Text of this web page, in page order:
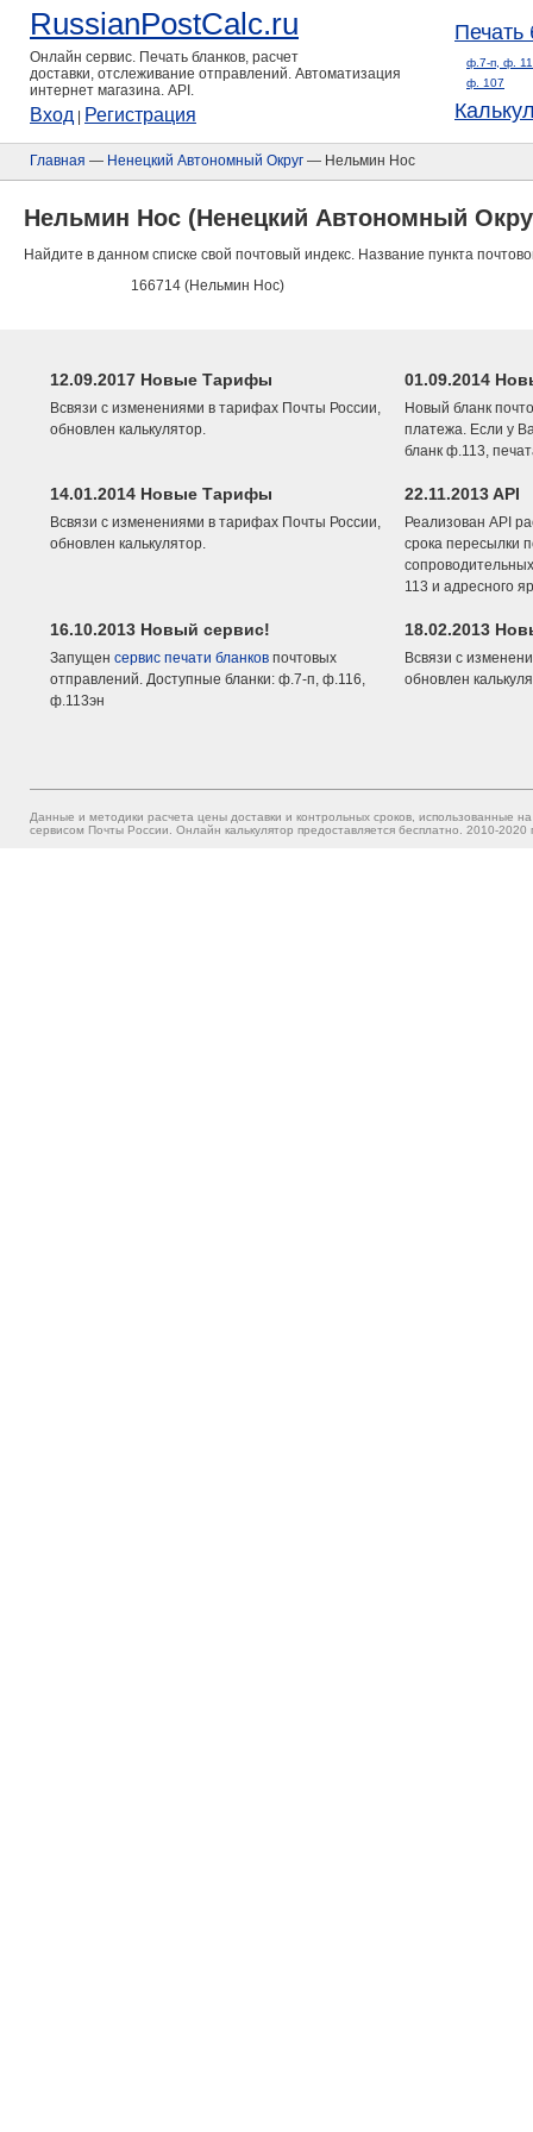
RussianPostCalc.ru
Онлайн сервис. Печать бланков, расчет
доставки, отслеживание отправлений. Автоматизация
интернет магазина. API.
Вход Регистрация
Печать
ф.7-п, ф.
ф. 107
Главная — Ненецкий Автономный Округ — Нельмин Нос
Нельмин Нос (Ненецкий Автономный
Найдите в данном списке свой почтовый индекс. Название пункта
166714 (Нельмин Нос)
12.09.2017 Новые Тарифы
Всвязи с изменениями в тарифах Почты России,
обновлен калькулятор.
01.09.2014
Новый бланк
платежа. Если у
бланк ф.113,
14.01.2014 Новые Тарифы
Всвязи с изменениями в тарифах Почты России,
обновлен калькулятор.
22.11.2013 API
Реализован API
срока пересылки
113 и адресного
16.10.2013 Новый сервис!
Запущен сервис печати бланков почтовых
отправлений. Доступные бланки: ф.7-п, ф.116,
ф.113эн
18.02.2013
Всвязи с
обновлен
Данные и методики расчета цены доставки и контрольных сроков, использованные
сервисом Почты России. Онлайн калькулятор предоставляется бесплатно. 2010-2020